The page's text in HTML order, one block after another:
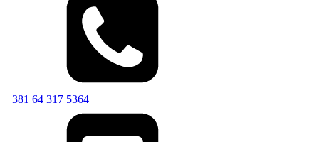
+381 64 317 5364